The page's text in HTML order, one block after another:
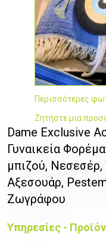
Περισσότερες
Ζητήστε μια
Dame Exclusive
Γυναικεία
μπιζού, Νεσεσέρ,
Αξεσουάρ,
Ζωγράφου
Υπηρεσίες -